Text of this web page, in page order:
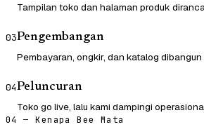
Tampilan toko dan halaman produk
03Pengembangan
Pembayaran, ongkir, dan katalog dibangun
04Peluncuran
Toko go live, lalu kami dampingi
04 — Kenapa Bee Mata